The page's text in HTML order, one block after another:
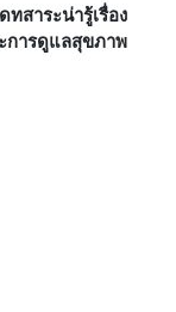
สาระน่ารู้เรื่อง
การดูแลสุขภาพ